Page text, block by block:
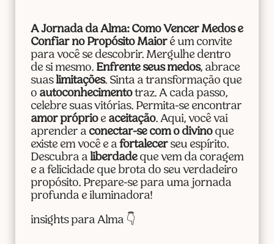
A Jornada da Alma: Como Vencer Medos e
Confiar no Propósito Maioré um convite
para você se descobrir. Mergulhe dentro
de si mesmo. Enfrente seus medos, abrace
suas limitações. Sinta a transformação que
o autoconhecimentotraz. A cada passo,
celebre suas vitórias. Permita-se encontrar
amor próprioe aceitação. Aqui, você vai
aprender a conectar-se com o divinoque
existe em você e a fortalecerseu espírito.
Descubra a liberdadeque vem da coragem
e a felicidade que brota do seu verdadeiro
propósito. Prepare-se para uma jornada
profunda e iluminadora!
insights para Alma 👇